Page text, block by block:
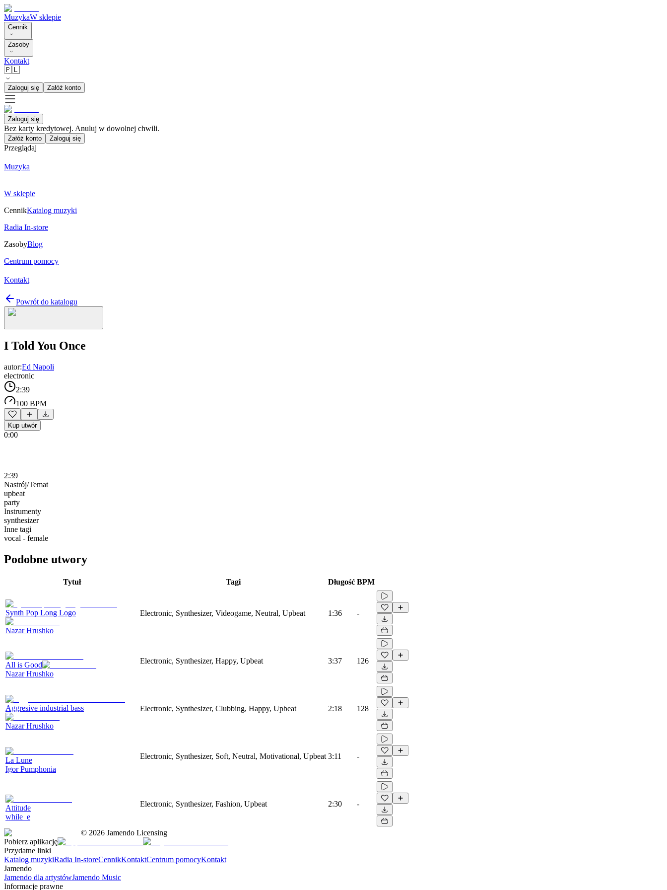
MuzykaW sklepie
Cennik
Zasoby
Kontakt
🇵🇱
Zaloguj się Załóż konto
Zaloguj się
Bez karty kredytowej. Anuluj w dowolnej chwili.
Załóż konto Zaloguj się
Przeglądaj
Muzyka
W sklepie
CennikKatalog muzyki
Radia In-store
ZasobyBlog
Centrum pomocy
Kontakt
Powrót do katalogu
I Told You Once
autor:Ed Napoli
electronic
2:39
100 BPM
Kup utwór
0:00
2:39
Nastrój/Temat
upbeat
party
Instrumenty
synthesizer
Inne tagi
vocal - female
Podobne utwory
Tytuł Tagi Długość BPM
Synth Pop Long Logo
Nazar Hrushko
Electronic, Synthesizer, Videogame, Neutral, Upbeat 1:36 -
All is Good
Nazar Hrushko
Electronic, Synthesizer, Happy, Upbeat 3:37 126
Aggresive industrial bass
Nazar Hrushko
Electronic, Synthesizer, Clubbing, Happy, Upbeat 2:18 128
La Lune
Igor Pumphonia
Electronic, Synthesizer, Soft, Neutral, Motivational, Upbeat 3:11 -
Attitude
while_e
Electronic, Synthesizer, Fashion, Upbeat 2:30 -
© 2026 Jamendo Licensing
Pobierz aplikację
Przydatne linki
Katalog muzykiRadia In-storeCennikKontaktCentrum pomocyKontakt
Jamendo
Jamendo dla artystówJamendo Music
Informacje prawne